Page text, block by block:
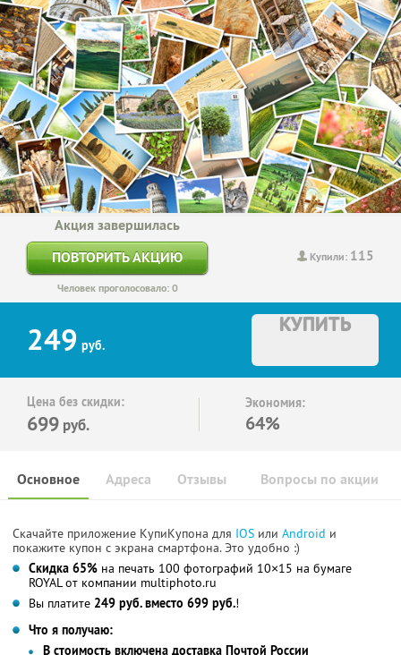
Купили: 115
Акция завершилась
ПОВТОРИТЬ АКЦИЮ
Человек проголосовало: 0
249 руб.
КУПИТЬ
Цена без скидки:
699 руб.
Экономия:
64%
Основное Отзывы Вопросы по акции
Адреса
Скачайте приложение КупиКупона для IOS или Android и
покажите купон с экрана смартфона. Это удобно :)
Скидка 65% на печать 100 фотографий 10×15 на бумаге
ROYAL от компании multiphoto.ru
Вы платите 249 руб. вместо 699 руб.!
Что я получаю:
В стоимость включена доставка Почтой России